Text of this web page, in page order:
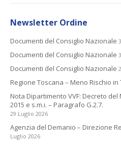
Newsletter Ordine
Documenti del Consiglio Nazionale
Documenti del Consiglio Nazionale
Documenti del Consiglio Nazionale
Regione Toscana – Meno Rischio in
Nota Dipartimento VVF: Decreto
2015 e s.m.i. – Paragrafo G.2.7.
29 Luglio 2026
Agenzia del Demanio – Direzione
Luglio 2026